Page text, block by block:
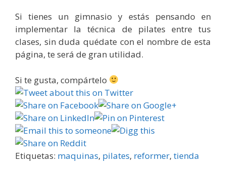
Si tienes un gimnasio y estás pensando en
implementar la técnica de pilates entre tus
clases, sin duda quédate con el nombre de esta
página, te será de gran utilidad.
Si te gusta, compártelo
Etiquetas: maquinas, pilates, reformer, tienda